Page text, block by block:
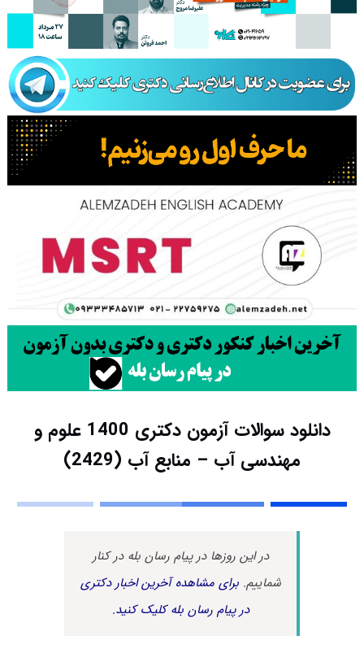
دانلود سوالات آزمون دکتری 1400 علوم و
مهندسی آب – منابع آب (2429)
در این روزها در پیام رسان بله در کنار
شماییم.برای مشاهده آخرین اخبار دکتری
در پیام رسان بله کلیک کنید.